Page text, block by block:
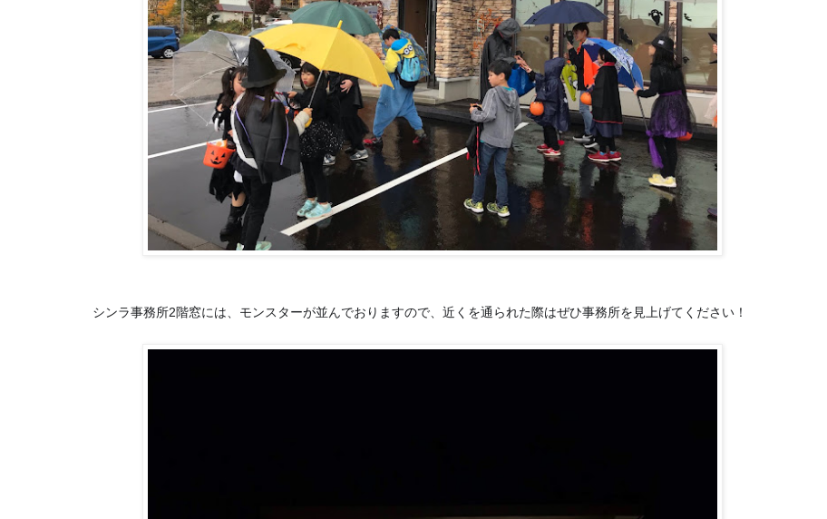
シンラ事務所2階窓には、モンスターが並んでおりますので、近くを通られた際はぜひ事務所を見上げてください！